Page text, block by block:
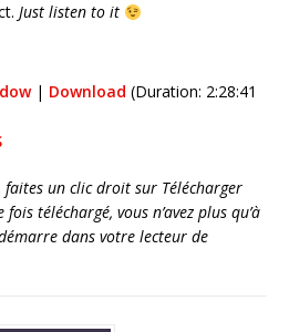
Just listen to it
| Download (Duration: 2:28:41
un clic droit sur Télécharger
téléchargé, vous n’avez plus qu’à
dans votre lecteur de